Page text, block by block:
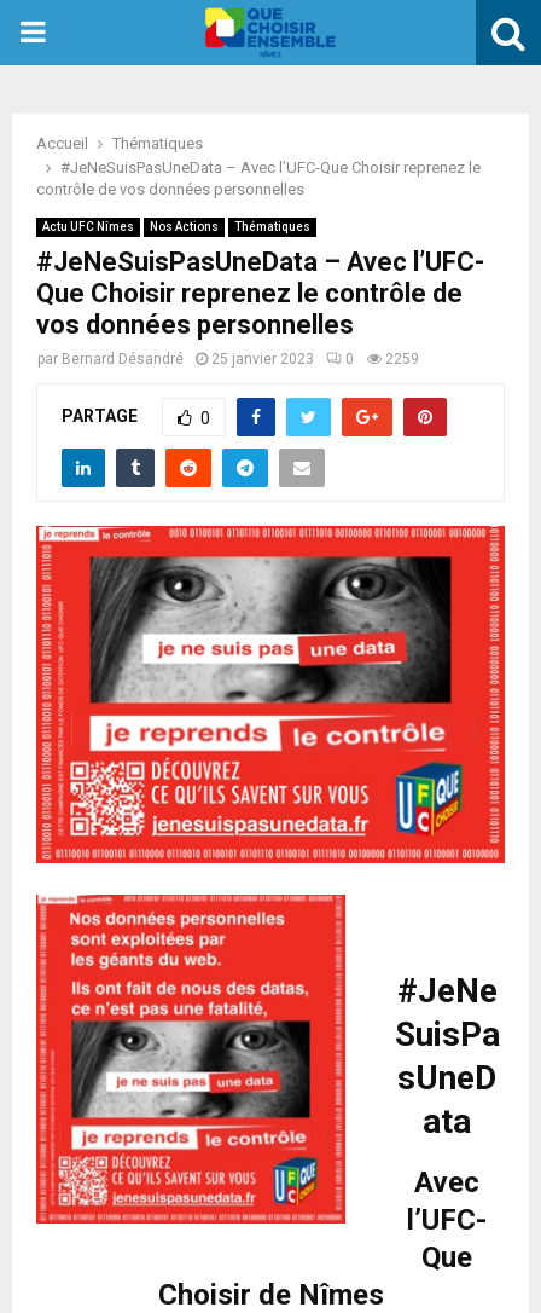
PRIMARY
Accueil
Thématiques
#JeNeSuisPasUneData – Avec l’UFC-Que Choisir reprenez le
contrôle de vos données personnelles
Actu UFC Nîmes Nos Actions Thématiques
#JeNeSuisPasUneData – Avec l’UFC-
Que Choisir reprenez le contrôle de
vos données personnelles
par Bernard Désandré 25 janvier 2023 0 2259
PARTAGE 0
#JeNe
SuisPa
sUneD
ata
Avec
l’UFC-
Que
Choisir de Nîmes